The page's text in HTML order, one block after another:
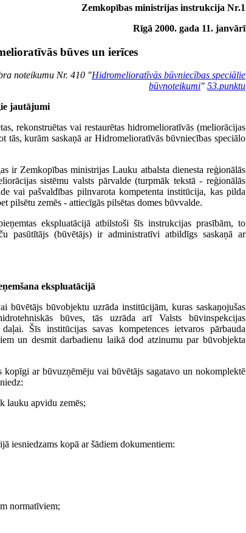
Zemkopības ministrijas instrukcija Nr.1
Rīgā 2000. gada 11. janvārī
būves un ierīces
noteikumu Nr. 410 "Hidromelioratīvās būvniecības speciālie
būvnoteikumi" 53.punktu
jautājumi
rekonstruētas vai restaurētas hidromelioratīvās (meliorācijas
kurām saskaņā ar Hidromelioratīvās būvniecības speciālo
ir Zemkopības ministrijas Lauku atbalsta dienesta reģionālās
sistēmu valsts pārvalde (turpmāk tekstā - reģionālās
vai pašvaldības pilnvarota kompetenta institūcija, kas pilda
pilsētu zemēs - attiecīgās pilsētas domes būvvalde.
ekspluatācijā atbilstoši šīs instrukcijas prasībām, to
pasūtītājs (būvētājs) ir administratīvi atbildīgs saskaņā ar
ekspluatācijā
būvobjektu uzrāda institūcijām, kuras saskaņojušas
būves, tās uzrāda arī Valsts būvinspekcijas
Šīs institūcijas savas kompetences ietvaros pārbauda
un desmit darbadienu laikā dod atzinumu par būvobjekta
ar būvuzņēmēju vai būvētājs sagatavo un nokomplektē
lauku apvidu zemēs;
iesniedzams kopā ar šādiem dokumentiem:
normatīviem;